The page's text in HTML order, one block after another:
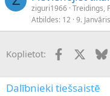
ziguri1966 Treidings,
Atbildes 12 9.
Koplietot: Facebook
X
Dalībnieki tiešsaistē